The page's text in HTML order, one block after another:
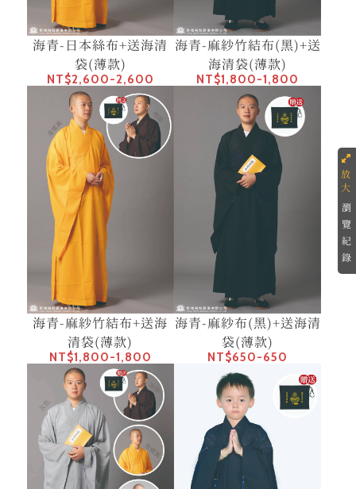
海青-日本絲布+送海清
袋(薄款)
NT$2,600-2,600
海青-麻紗竹結布(黑)+送
海清袋(薄款)
NT$1,800-1,800
海青-麻紗竹結布+送海
清袋(薄款)
NT$1,800-1,800
海青-麻紗布(黑)+送海清
袋(薄款)
NT$650-650
瀏
覽
紀
錄